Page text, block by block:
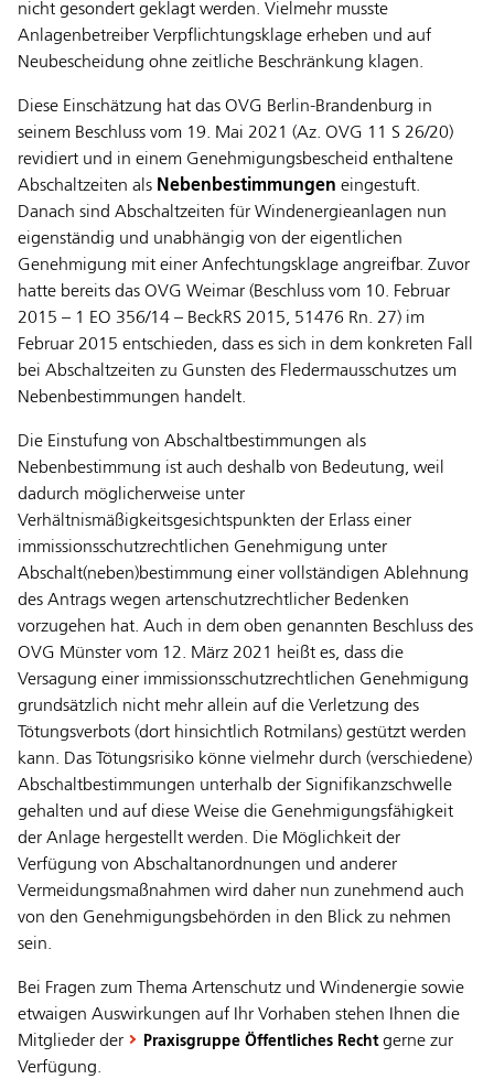
nicht gesondert geklagt werden. Vielmehr musste
Anlagenbetreiber Verpflichtungsklage erheben und auf
Neubescheidung ohne zeitliche Beschränkung klagen.
Diese Einschätzung hat das OVG Berlin-Brandenburg in
seinem Beschluss vom 19. Mai 2021 (Az. OVG 11 S 26/20)
revidiert und in einem Genehmigungsbescheid enthaltene
Abschaltzeiten als Nebenbestimmungen eingestuft.
Danach sind Abschaltzeiten für Windenergieanlagen nun
eigenständig und unabhängig von der eigentlichen
Genehmigung mit einer Anfechtungsklage angreifbar. Zuvor
hatte bereits das OVG Weimar (Beschluss vom 10. Februar
2015 – 1 EO 356/14 – BeckRS 2015, 51476 Rn. 27) im
Februar 2015 entschieden, dass es sich in dem konkreten Fall
bei Abschaltzeiten zu Gunsten des Fledermausschutzes um
Nebenbestimmungen handelt.
Die Einstufung von Abschaltbestimmungen als
Nebenbestimmung ist auch deshalb von Bedeutung, weil
dadurch möglicherweise unter
Verhältnismäßigkeitsgesichtspunkten der Erlass einer
immissionsschutzrechtlichen Genehmigung unter
Abschalt(neben)bestimmung einer vollständigen Ablehnung
des Antrags wegen artenschutzrechtlicher Bedenken
vorzugehen hat. Auch in dem oben genannten Beschluss des
OVG Münster vom 12. März 2021 heißt es, dass die
Versagung einer immissionsschutzrechtlichen Genehmigung
grundsätzlich nicht mehr allein auf die Verletzung des
Tötungsverbots (dort hinsichtlich Rotmilans) gestützt werden
kann. Das Tötungsrisiko könne vielmehr durch (verschiedene)
Abschaltbestimmungen unterhalb der Signifikanzschwelle
gehalten und auf diese Weise die Genehmigungsfähigkeit
der Anlage hergestellt werden. Die Möglichkeit der
Verfügung von Abschaltanordnungen und anderer
Vermeidungsmaßnahmen wird daher nun zunehmend auch
von den Genehmigungsbehörden in den Blick zu nehmen
sein.
Bei Fragen zum Thema Artenschutz und Windenergie sowie
etwaigen Auswirkungen auf Ihr Vorhaben stehen Ihnen die
Mitglieder der
Praxisgruppe Öffentliches Rechtgerne zur
Verfügung.